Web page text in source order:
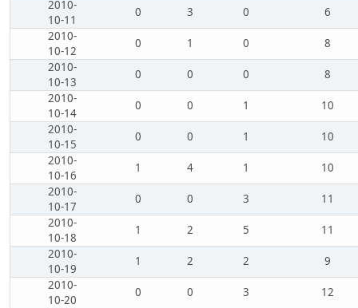
2010-
10-11
0 3 0
6
2010-
10-12
0 1 0
8
2010-
10-13
0 0 0
8
2010-
10-14
0 0 1
10
2010-
10-15
0 0 1
10
2010-
10-16
1 4 1
10
2010-
10-17
0 0 3
11
2010-
10-18
1 2 5
11
2010-
10-19
1 2 2
9
2010-
10-20
0 0 3
12